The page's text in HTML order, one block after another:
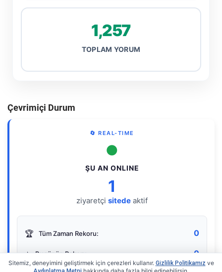
1,257
TOPLAM YORUM
Çevrimiçi Durum
🔄 REAL-TIME
●
ŞU AN ONLINE
1
ziyaretçi sitede aktif
🏆 Tüm Zaman Rekoru: 0
⭐ Bugünün Rekoru: 0
Sitemiz, deneyimini geliştirmek için çerezleri kullanır. Gizlilik Politikamız ve